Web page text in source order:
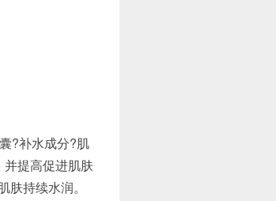
?补水成分?肌
提高促进肌肤
持续水润。